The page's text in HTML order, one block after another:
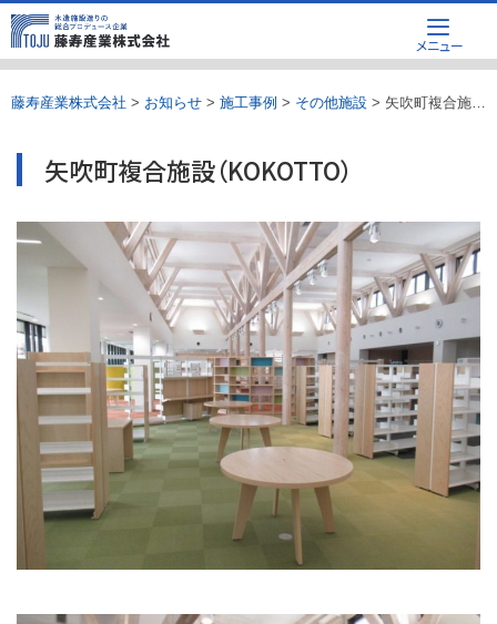
Skip
to
メニュー
藤寿産業株式会社 > お知らせ > 施工事例 > その他施設 > 矢吹町複合施設（KOKOTTO）
矢吹町複合施設（KOKOTTO）